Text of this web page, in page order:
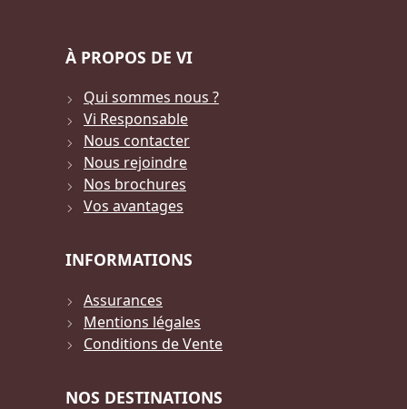
À PROPOS DE VI
Qui sommes nous ?
Vi Responsable
Nous contacter
Nous rejoindre
Nos brochures
Vos avantages
INFORMATIONS
Assurances
Mentions légales
Conditions de Vente
NOS DESTINATIONS